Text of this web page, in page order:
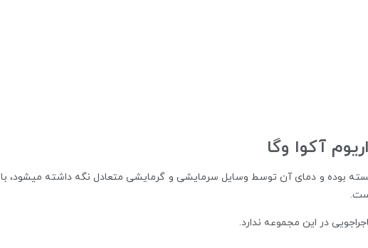
آکوا وگا
بوده و دمای آن توسط وسایل سرمایشی و گرمایشی متعادل نگه داشته میشود،
در این مجموعه ندارد.